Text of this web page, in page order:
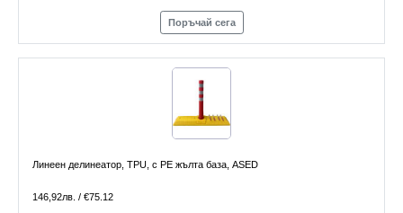
Поръчай сега
Линеен делинеатор, TPU, с PE жълта база, ASED
146,92лв. / €75.12